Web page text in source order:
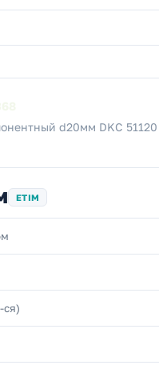
d20мм DKC 51120
ETIM
ся)